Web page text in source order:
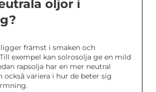
oljor i
främst i smaken och
exempel kan solrosolja ge en mild
rapsolja har en mer neutral
också variera i hur de beter sig